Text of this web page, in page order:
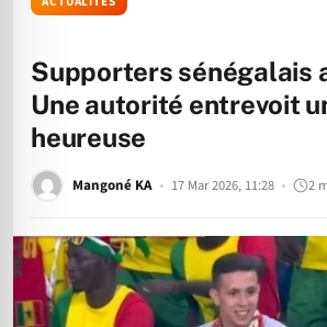
Supporters sénégalais
Une autorité entrevoit
heureuse
Mangoné KA 17 Mar 2026, 11:28 2